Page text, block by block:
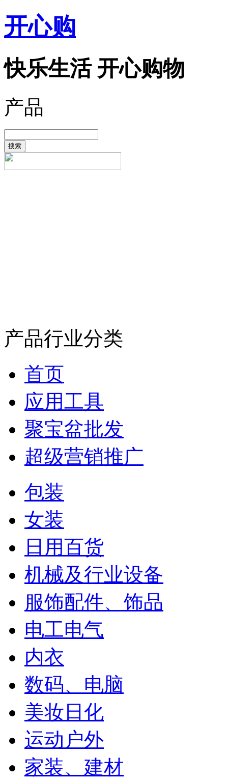
开心购
快乐生活 开心购物
产品
搜索
产品行业分类
首页
应用工具
聚宝盆批发
超级营销推广
包装
女装
日用百货
机械及行业设备
服饰配件、饰品
电工电气
内衣
数码、电脑
美妆日化
运动户外
家装、建材